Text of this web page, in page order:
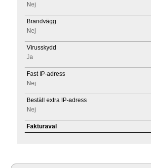
Nej
Brandvägg
Nej
Virusskydd
Ja
Fast IP-adress
Nej
Beställ extra IP-adress
Nej
Fakturaval